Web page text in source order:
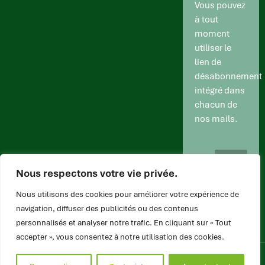
Nous respectons votre vie privée.
Nous utilisons des cookies pour améliorer votre expérience de
navigation, diffuser des publicités ou des contenus
personnalisés et analyser notre trafic. En cliquant sur « Tout
accepter », vous consentez à notre utilisation des cookies.
Vous pouvez
à tout
moment
utiliser le
lien de
désabonnement
intégré dans
chacun de
nos mails.
Un site internet à faible impact environnemental
Copyright ADSNA